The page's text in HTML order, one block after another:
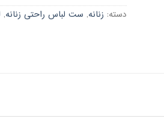
دسته: زنانه, ست لباس راحتی زنانه,